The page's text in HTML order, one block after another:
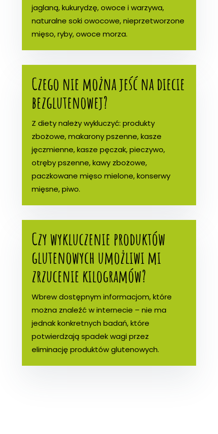
jaglaną, kukurydzę, owoce i warzywa,
naturalne soki owocowe, nieprzetworzone
mięso, ryby, owoce morza.
Czego nie można jeść na diecie
bezglutenowej?
Z diety należy wykluczyć: produkty
zbożowe, makarony pszenne, kasze
jęczmienne, kasze pęczak, pieczywo,
otręby pszenne, kawy zbożowe,
paczkowane mięso mielone, konserwy
mięsne, piwo.
Czy wykluczenie produktów
glutenowych umożliwi mi
zrzucenie kilogramów?
Wbrew dostępnym informacjom, które
można znaleźć w internecie – nie ma
jednak konkretnych badań, które
potwierdzają spadek wagi przez
eliminację produktów glutenowych.